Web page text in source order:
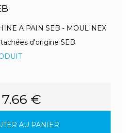
A PAIN SEB - MOULINEX
d'origine SEB
7.66 €
AU PANIER